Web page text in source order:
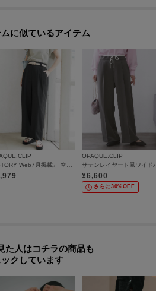
に似ているアイテム
『STORY Web7月掲載』 空気パンツ《接触冷感／UVケア／吸水速乾／防シワ／洗濯機OK》
OPAQUE.CLIP
¥6,600
さらに30%OFF
た人はコチラの商品も
クしています